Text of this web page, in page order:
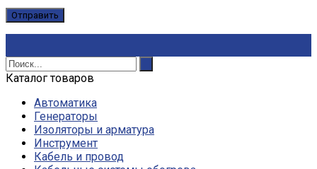
Каталог товаров
Автоматика
Генераторы
Изоляторы и арматура
Инструмент
Кабель и провод